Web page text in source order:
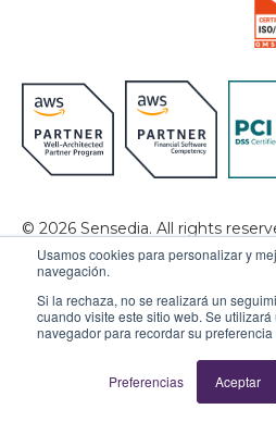
Usamos cookies para personalizar y
navegación.
Si la rechaza, no se realizará un
cuando visite este sitio web. Se
navegador para recordar su
Preferencias Aceptar
© 2026 Sensedia. All rights
Privacy Policy
Ethics & Compliance